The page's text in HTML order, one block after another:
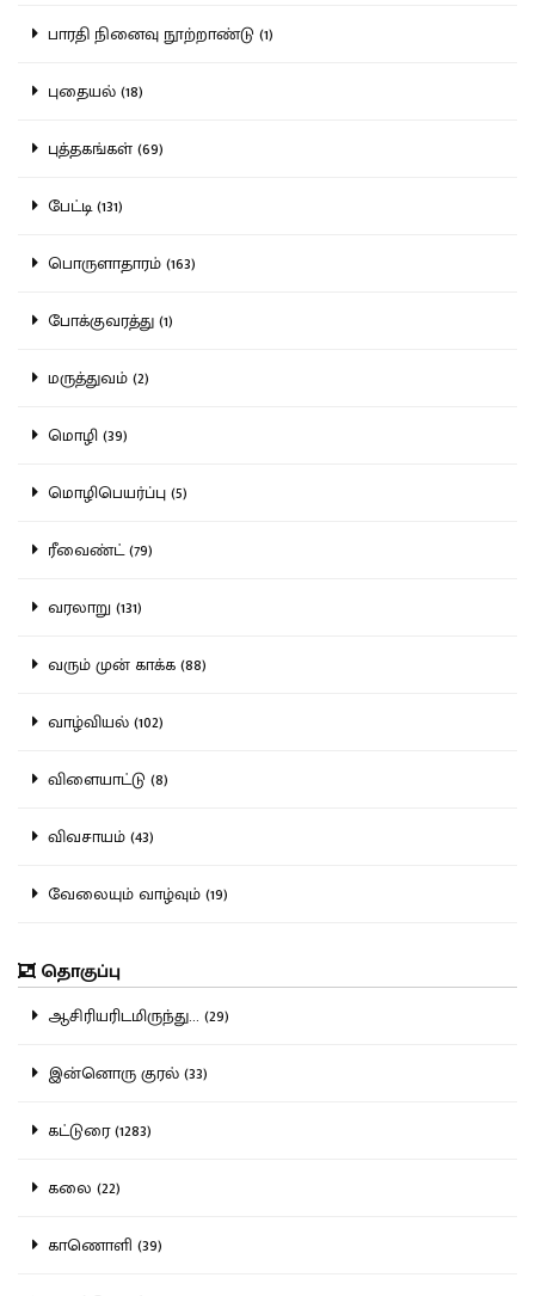
பாரதி நினைவு நூற்றாண்டு (1)
புதையல் (18)
புத்தகங்கள் (69)
பேட்டி (131)
பொருளாதாரம் (163)
போக்குவரத்து (1)
மருத்துவம் (2)
மொழி (39)
மொழிபெயர்ப்பு (5)
ரீவைண்ட் (79)
வரலாறு (131)
வரும் முன் காக்க (88)
வாழ்வியல் (102)
விளையாட்டு (8)
விவசாயம் (43)
வேலையும் வாழ்வும் (19)
தொகுப்பு
ஆசிரியரிடமிருந்து... (29)
இன்னொரு குரல் (33)
கட்டுரை (1283)
கலை (22)
காணொளி (39)